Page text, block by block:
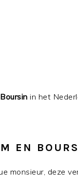
in het
EN
monsieur, deze